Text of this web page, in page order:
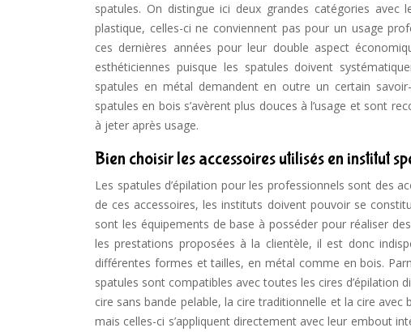
spatules. On distingue ici deux grandes catégories
plastique, celles-ci ne conviennent pas pour un usage
ces dernières années pour leur double aspect
esthéticiennes puisque les spatules doivent
spatules en métal demandent en outre un certain
spatules en bois s’avèrent plus douces à l’usage et sont
à jeter après usage.
Bien choisir les accessoires utilisés en institut
Les spatules d’épilation pour les professionnels sont des
de ces accessoires, les instituts doivent pouvoir se
sont les équipements de base à posséder pour réaliser
les prestations proposées à la clientèle, il est donc
différentes formes et tailles, en métal comme en bois.
spatules sont compatibles avec toutes les cires d’épilation
cire sans bande pelable, la cire traditionnelle et la cire
mais celles-ci s’appliquent directement avec leur embout